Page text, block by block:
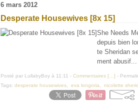
6 mars 2012
Desperate Housewives [8x 15]
She Needs
depuis bien
te Sheridan
ment abusif...
Posté par LullabyBoy à 11:11 - Commentaires [ ] -
Tags: desperate housewives eva longoria nicolette